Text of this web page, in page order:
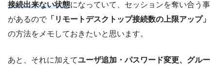
接続出来ない状態になっていて、セッションを奪い合う事
があるので 「リモートデスクトップ接続数の上限アップ」
の方法をメモしておきたいと思います。
あと、それに加えてユーザ追加・パスワード変更、グルー